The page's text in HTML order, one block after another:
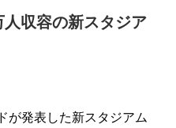
収容の新スタジア
が発表した新スタジアム